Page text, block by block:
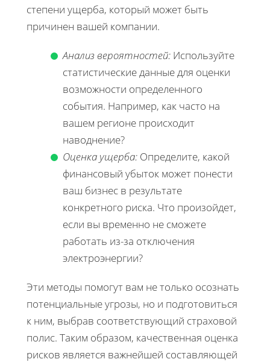
степени ущерба, который может быть
причинен вашей компании.
Анализ вероятностей: Используйте
статистические данные для оценки
возможности определенного
события. Например, как часто на
вашем регионе происходит
наводнение?
Оценка ущерба: Определите, какой
финансовый убыток может понести
ваш бизнес в результате
конкретного риска. Что произойдет,
если вы временно не сможете
работать из-за отключения
электроэнергии?
Эти методы помогут вам не только осознать
потенциальные угрозы, но и подготовиться
к ним, выбрав соответствующий страховой
полис. Таким образом, качественная оценка
рисков является важнейшей составляющей